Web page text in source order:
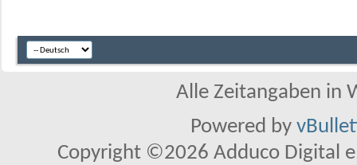
Alle Zeitangaben in
Powered by
Copyright ©2026 Adduco Digital